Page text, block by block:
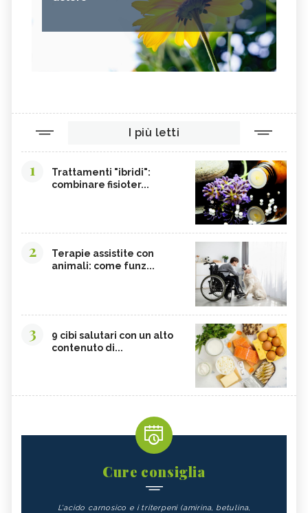
I più letti
1
Trattamenti "ibridi":
combinare fisioter...
2
Terapie assistite con
animali: come funz...
3
9 cibi salutari con un alto
contenuto di...
Cure consiglia
L'acido carnosico e i triterpeni (amirina, betulina,